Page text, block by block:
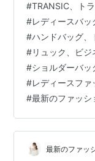
でご安心してお
入りの商品が有
ますので、どう
ジネスバッグ。
ジネス仕様のブ
働く女性に向け
#TRANSIC、ト
#レディースバッ
#ハンドバッグ、
#リュック、ビ
#ショルダーバ
#レディースファ
#最新のファッシ
最新のファッ